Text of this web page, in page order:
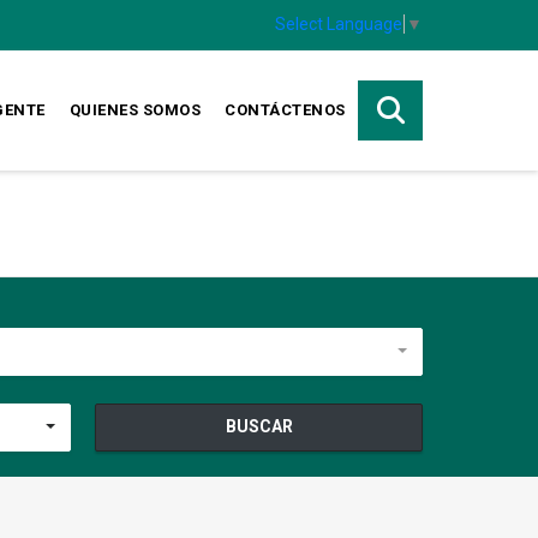
Select Language ▼
QUIENES SOMOS CONTÁCTENOS
BUSCAR